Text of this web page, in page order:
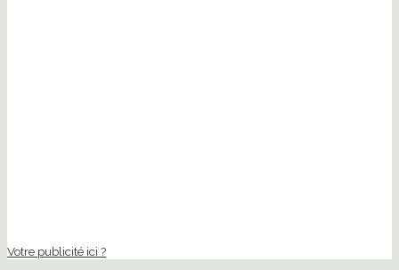
Votre publicité ici ?